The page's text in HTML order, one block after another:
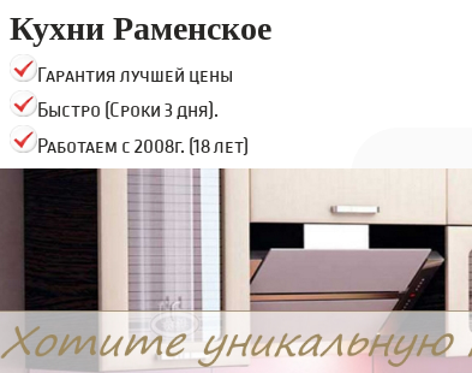
Кухни Раменское
Гарантия лучшей цены
Быстро (Сроки 3 дня).
Работаем с 2008г. (18 лет)